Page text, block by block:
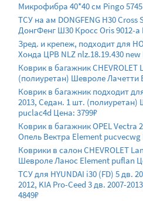
Микрофибра 40*40 см Pingo
ТСУ на ам DONGFENG H30 Cross
ДонгФенг Ш30 Кросс Oris 9012-a
Зред. и крепеж, подходит для
Хонда ЦРВ NLZ nlz.18.19.430 new
Коврик в багажник CHEVROLET
(полиуретан) Шевроле Лачетти
Коврик в багажник подходит
2013, Седан. 1 шт.
puclac4d Цена: 3799₽
Коврик в багажник OPEL Vectra
Опель Вектра Element pucvecwg
Коврики в салон CHEVROLET
Шевроле Ланос Element puflan
ТСУ для HYUNDAI i30 (FD) 5 дв.
2012, KIA Pro-Ceed 3 дв. 2007-
4849₽